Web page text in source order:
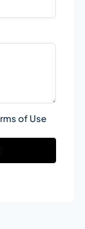
of Use